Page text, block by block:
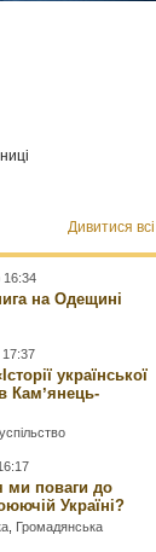
Дивитися всі
16:34
на Одещині
17:37
української
Камʼянець-
ми поваги до
Україні?
Громадянська